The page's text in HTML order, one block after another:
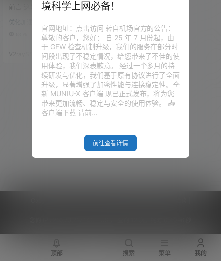
VLESS/Trojan/NaiveProxy
谁更强！NaiveProxy协议一
键搭建，NaiveProxy对‎比
Trojan及VLESS。
前言 这段时间，有一个单词不断
也是挺高的。这个就是Naivepro
xy，有很多小伙伴认为这个代理
是最近才出来的，其实非也。Nai
veproxy从2019年年末初出江
湖，到现在也差不多经过10个月
的发展了，只是在爆出V2RAY-V
MESS的漏洞新闻之后，Naivepr
oxy才进入了更多人的眼球，并迅
速蔓延。 其实作者的开发思路很
清晰，因为我们使用科学上网协
议的混淆、加密的…
0
V2raySSR综合网 20年9月23日
境科学上网必备！
官网地址：点击访问 转自机场官方的公告：
尊敬的客户，您好： 自 25 年 7 月份起，由
于 GFW 检查机制升级，我们的服务在部分时
间段出现了不稳定情况，给您带来了不佳的使
用体验，我们深表歉意。 经过一个多月的持
续研发与优化，我们基于原有协议进行了全面
升级，显著增强了加密性能与连接稳定性。全
新 MUNIU-X 客户端 现已正式发布，将为您
带来更加流畅、稳定与安全的使用体验。 📥
客户端下载 请前…
前往查看详情
顶部 搜索 菜单 我的